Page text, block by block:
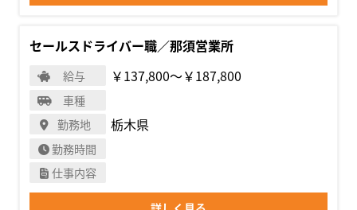
セールスドライバー職／那須営業所
給与 ￥137,800〜￥187,800
車種
勤務地
栃木県
勤務時間
仕事内容